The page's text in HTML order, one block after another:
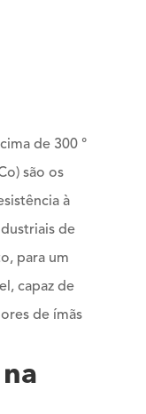
de 300 °
são os
à
de
para um
capaz de
de ímãs